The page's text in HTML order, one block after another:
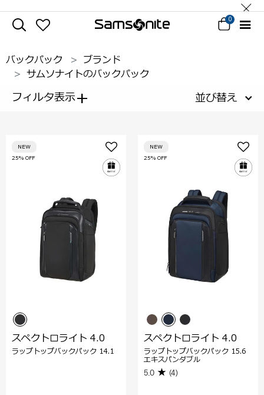
0
バックパック
ブランド
サムソナイトのバックパック
フィルタ表示+ 並び替え
25% OFF
NEW
スペクトロライト 4.0
ラップトップバックパック 14.1
25% OFF
NEW
スペクトロライト 4.0
ラップトップバックパック 15.6
エキスパンダブル
5.0 (4)